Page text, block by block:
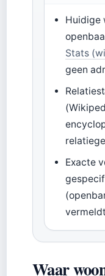
Huidige
Stats
geen
Exacte
Waar